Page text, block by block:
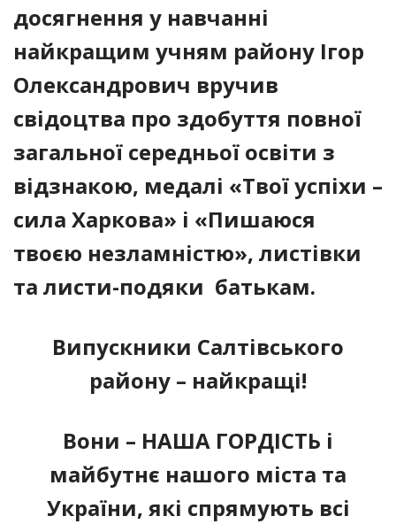
досягнення у навчанні
найкращим учням району Ігор
Олександрович вручив
свідоцтва про здобуття повної
загальної середньої освіти з
відзнакою, медалі «Твої успіхи –
сила Харкова» і «Пишаюся
твоєю незламністю», листівки
та листи-подяки батькам.
Випускники Салтівського
району – найкращі!
Вони – НАША ГОРДІСТЬ і
майбутнє нашого міста та
України, які спрямують всі